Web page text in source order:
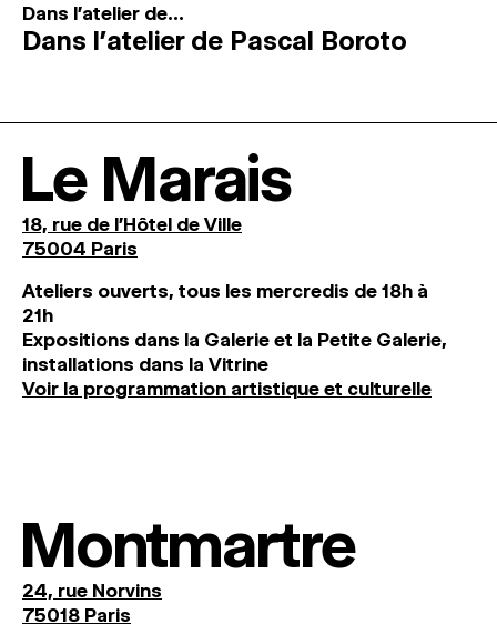
Dans l'atelier de...
Dans l’atelier de Pascal Boroto
Le Marais
18, rue de l'Hôtel de Ville
75004 Paris
Ateliers ouverts, tous les mercredis de 18h à
21h
Expositions dans la Galerie et la Petite Galerie,
installations dans la Vitrine
Voir la programmation artistique et culturelle
Montmartre
24, rue Norvins
75018 Paris